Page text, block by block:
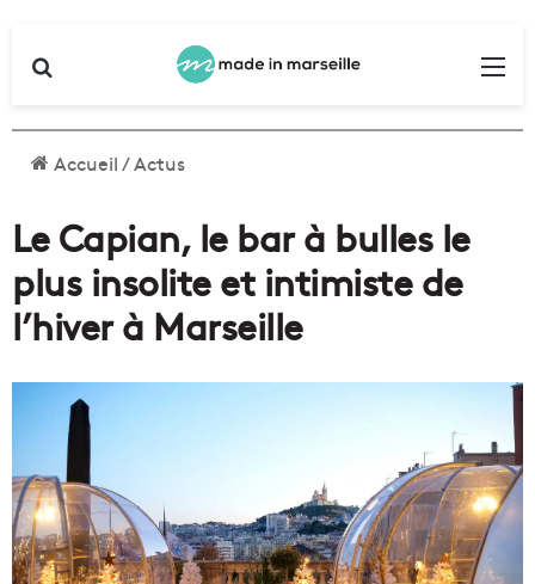
Accueil/Actus
Le Capian, le bar à bulles le
plus insolite et intimiste de
l’hiver à Marseille